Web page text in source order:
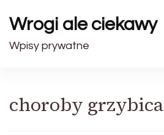
Wrogi ale ciekawy
Wpisy prywatne
choroby grzybica